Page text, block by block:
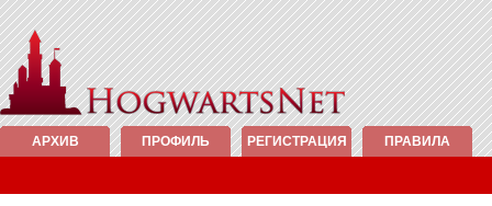
АРХИВ ПРОФИЛЬ РЕГИСТРАЦИЯ ПРАВИЛА